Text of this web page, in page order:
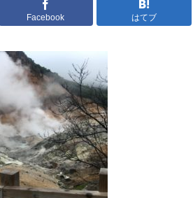
Facebook はてブ